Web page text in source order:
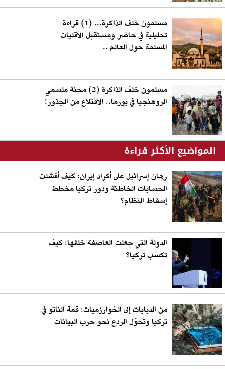
مسلمون خلف الذاكرة... (1) قراءة
تحليلية في حاضر ومستقبل الأقليات
المسلمة حول العالم ..
مسلمون خلف الذاكرة (2) محنة ملسمي
الروهنجيا في بورما.. الاقتلاع من الجذور!
المواضيع الأكثر قراءة
رهان إسرائيل على أكراد إيران: كيف أفشلت
الحسابات الخاطئة ودور تركيا مخطط
إسقاط النظام؟
الدولة التي جعلت العاصفة خلفها: كيف
تكسب تركيا؟
من الدبابات إلى الخوارزميات: قمة الناتو في
تركيا وتحوّل الردع نحو حرب البيانات